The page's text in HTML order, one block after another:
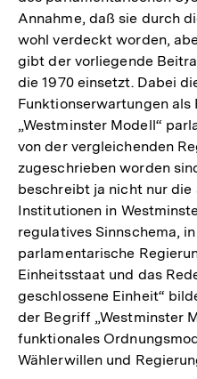
Annahme, daß sie durch
wohl verdeckt worden,
gibt der vorliegende
die 1970 einsetzt. Dabei
Funktionserwartungen als
„Westminster Modell“
von der vergleichenden
zugeschrieben worden
beschreibt ja nicht nur
Institutionen in
regulatives Sinnschema,
parlamentarische
Einheitsstaat und das
geschlossene Einheit“
der Begriff „Westminster
funktionales
Wählerwillen und